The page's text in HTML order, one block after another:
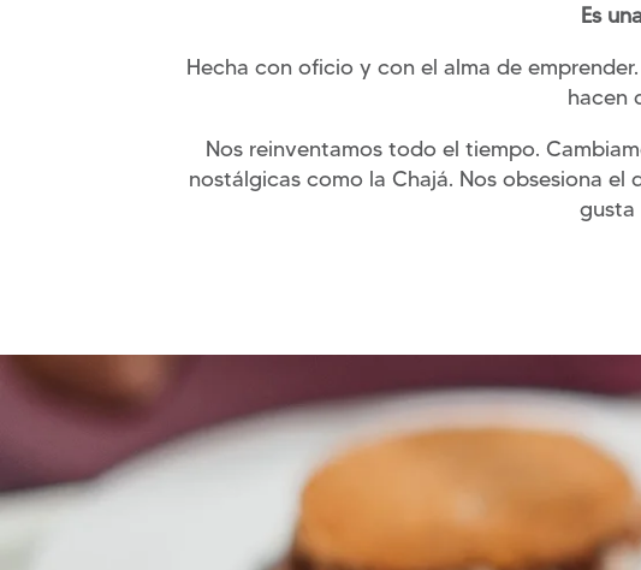
Es
Hecha con oficio y con el alma de
hacen
Nos reinventamos todo el tiempo.
nostálgicas como la Chajá. Nos obsesiona el
gusta